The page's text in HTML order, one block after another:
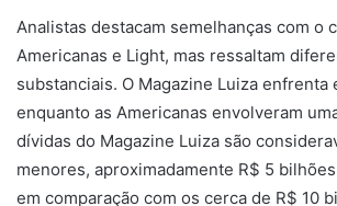
Analistas destacam semelhanças com o
Americanas e Light, mas ressaltam
substanciais. O Magazine Luiza enfrenta
enquanto as Americanas envolveram
dívidas do Magazine Luiza são
menores, aproximadamente R$ 5
em comparação com os cerca de R$ 10